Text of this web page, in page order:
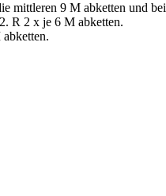
mittleren 9 M abketten und
R 2 x je 6 M abketten.